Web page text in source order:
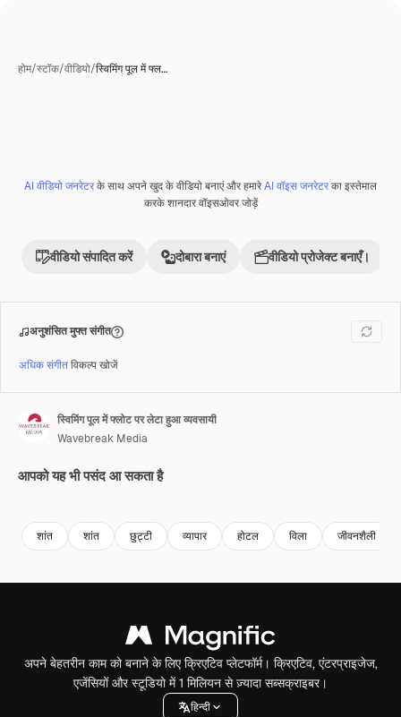
होम/स्टॉक/वीडियो/स्विमिंग पूल में फ्ल…
Premium
AI वीडियो जनरेटरके साथ अपने खुद के वीडियो बनाएं और हमारेAI वॉइस जनरेटरका इस्तेमाल
करके शानदार वॉइसओवर जोड़ें
वीडियो संपादित करें दोबारा बनाएं वीडियो प्रोजेक्ट बनाएँ।
अनुशंसित मुफ्त संगीत
अधिक संगीतविकल्प खोजें
स्विमिंग पूल में फ्लोट पर लेटा हुआ व्यवसायी
Wavebreak Media
आपको यह भी पसंद आ सकता है
शांत शांत छुट्टी व्यापार होटल विला जीवनशैली
अपने बेहतरीन काम को बनाने के लिए क्रिएटिव प्लेटफॉर्म। क्रिएटिव, एंटरप्राइजेज,
एजेंसियों और स्टूडियो में 1 मिलियन से ज़्यादा सब्सक्राइबर।
हिन्दी